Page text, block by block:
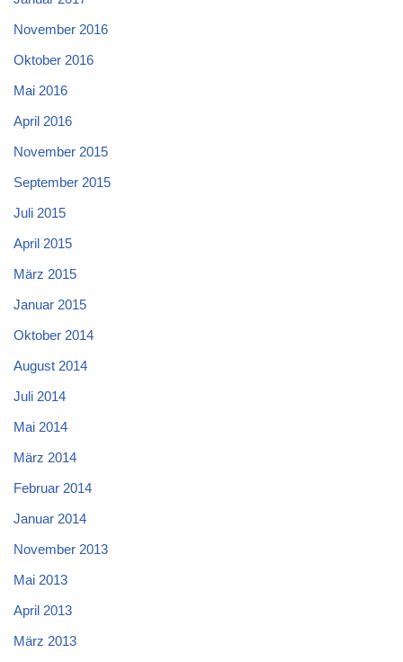
November 2016
Oktober 2016
Mai 2016
April 2016
November 2015
September 2015
Juli 2015
April 2015
März 2015
Januar 2015
Oktober 2014
August 2014
Juli 2014
Mai 2014
März 2014
Februar 2014
Januar 2014
November 2013
Mai 2013
April 2013
März 2013